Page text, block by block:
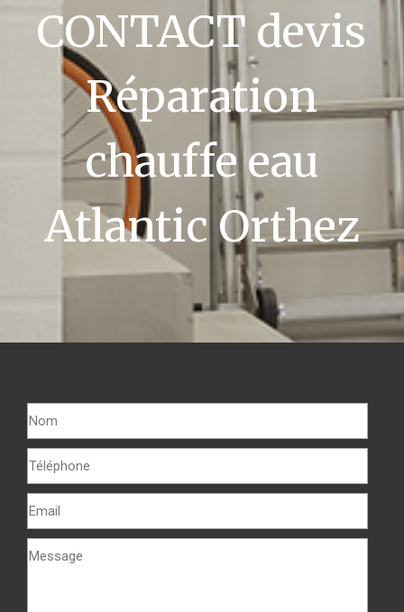
CONTACT devis
Réparation
chauffe eau
Atlantic Orthez